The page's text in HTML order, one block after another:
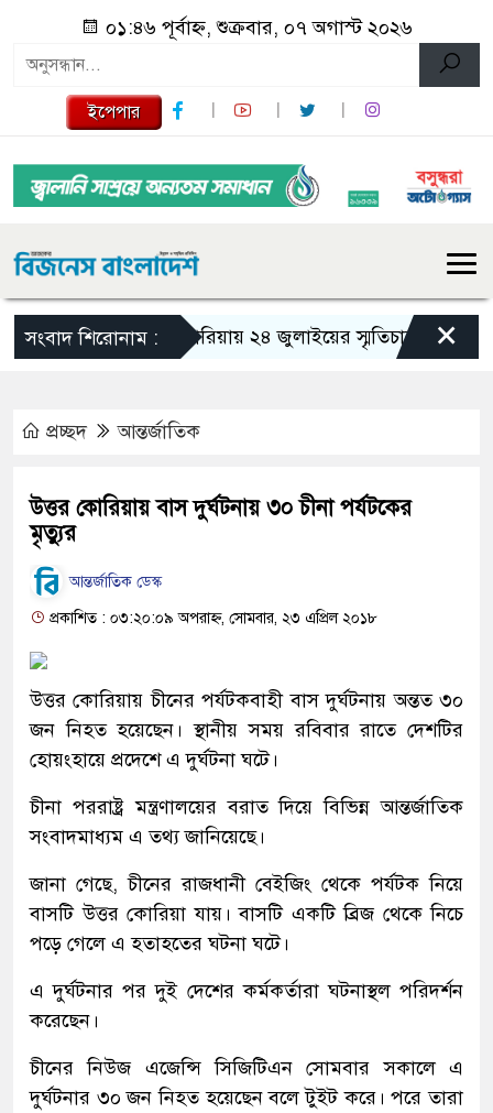
০১:৪৬ পূর্বাহ্ন, শুক্রবার, ০৭ অগাস্ট ২০২৬
ইপেপার
সংবাদ শিরোনাম :গজারিয়ায় ২৪ জুলাইয়ের স্মৃতিচারণ: গুমের×
প্রচ্ছদ আন্তর্জাতিক
উত্তর কোরিয়ায় বাস দুর্ঘটনায় ৩০ চীনা পর্যটকের
মৃত্যুর
আন্তর্জাতিক ডেস্ক
প্রকাশিত : ০৩:২০:০৯ অপরাহ্ন, সোমবার, ২৩ এপ্রিল ২০১৮
উত্তর কোরিয়ায় চীনের পর্যটকবাহী বাস দুর্ঘটনায় অন্তত ৩০
জন নিহত হয়েছেন। স্থানীয় সময় রবিবার রাতে দেশটির
হোয়ংহায়ে প্রদেশে এ দুর্ঘটনা ঘটে।
চীনা পররাষ্ট্র মন্ত্রণালয়ের বরাত দিয়ে বিভিন্ন আন্তর্জাতিক
সংবাদমাধ্যম এ তথ্য জানিয়েছে।
জানা গেছে, চীনের রাজধানী বেইজিং থেকে পর্যটক নিয়ে
বাসটি উত্তর কোরিয়া যায়। বাসটি একটি ব্রিজ থেকে নিচে
পড়ে গেলে এ হতাহতের ঘটনা ঘটে।
এ দুর্ঘটনার পর দুই দেশের কর্মকর্তারা ঘটনাস্থল পরিদর্শন
করেছেন।
চীনের নিউজ এজেন্সি সিজিটিএন সোমবার সকালে এ
দুর্ঘটনার ৩০ জন নিহত হয়েছেন বলে টুইট করে। পরে তারা